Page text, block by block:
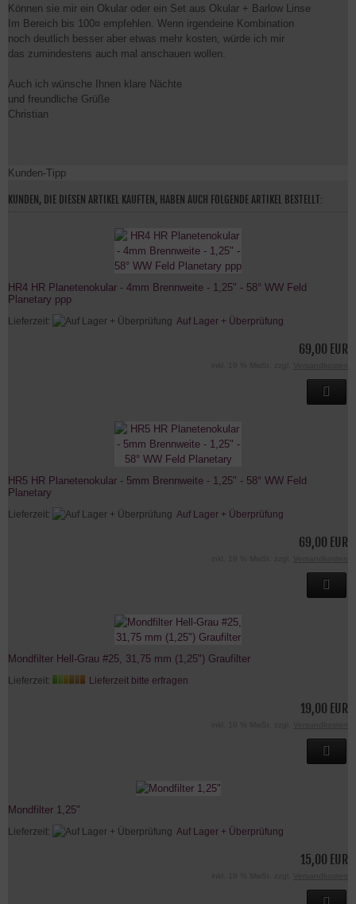
Können sie mir ein Okular oder ein Set aus Okular + Barlow Linse
Im Bereich bis 100¤ empfehlen. Wenn irgendeine Kombination
noch deutlich besser aber etwas mehr kosten, würde ich mir
das zumindestens auch mal anschauen wollen.
Auch ich wünsche Ihnen klare Nächte
und freundliche Grüße
Christian
Kunden-Tipp
KUNDEN, DIE DIESEN ARTIKEL KAUFTEN, HABEN AUCH FOLGENDE ARTIKEL BESTELLT:
HR4 HR Planetenokular - 4mm Brennweite - 1,25" - 58° WW Feld
Planetary ppp
Lieferzeit: Auf Lager + Überprüfung
69,00 EUR
HR5 HR Planetenokular - 5mm Brennweite - 1,25" - 58° WW Feld
Planetary
Lieferzeit: Auf Lager + Überprüfung
69,00 EUR
Mondfilter Hell-Grau #25, 31,75 mm (1,25") Graufilter
Lieferzeit: Lieferzeit bitte erfragen
19,00 EUR
Mondfilter 1,25"
Lieferzeit: Auf Lager + Überprüfung
15,00 EUR